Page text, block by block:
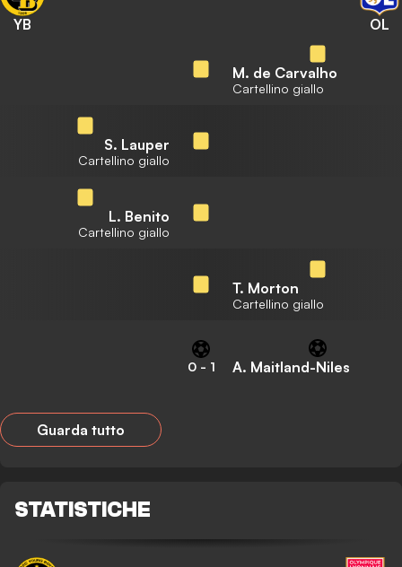
YB OL
M. de Carvalho
Cartellino giallo
S. Lauper
Cartellino giallo
L. Benito
Cartellino giallo
T. Morton
Cartellino giallo
0- 1 A. Maitland-Niles
Guarda tutto
STATISTICHE